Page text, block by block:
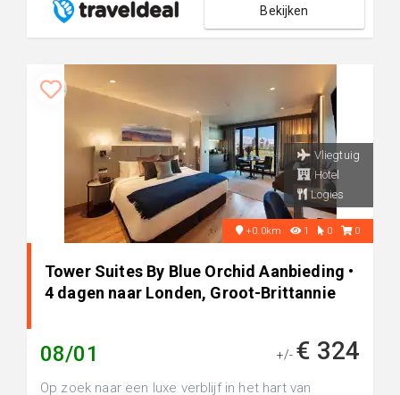
Bekijken
Vliegtuig
Hotel
Logies
+0.0km 1 0 0
Tower Suites By Blue Orchid Aanbieding •
4 dagen naar Londen, Groot-Brittannie
08/01 +/- € 324
Op zoek naar een luxe verblijf in het hart van